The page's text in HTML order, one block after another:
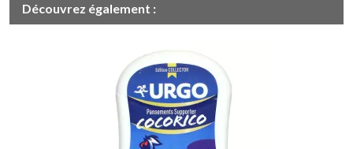
Découvrez également :